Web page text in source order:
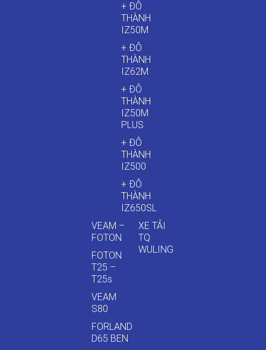
+ ĐÔ
THÀNH
IZ50M
+ ĐÔ
THÀNH
IZ62M
+ ĐÔ
THÀNH
IZ50M
PLUS
+ ĐÔ
THÀNH
IZ500
+ ĐÔ
THÀNH
IZ650SL
VEAM –
FOTON
FOTON
T25 –
T25s
VEAM
S80
FORLAND
D65 BEN
XE TẢI
TQ
WULING